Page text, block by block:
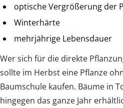
optische Vergrößerung der
Winterhärte
mehrjährige Lebensdauer
Wer sich für die direkte
sollte im Herbst eine Pflanze
Baumschule kaufen. Bäume in
hingegen das ganze Jahr